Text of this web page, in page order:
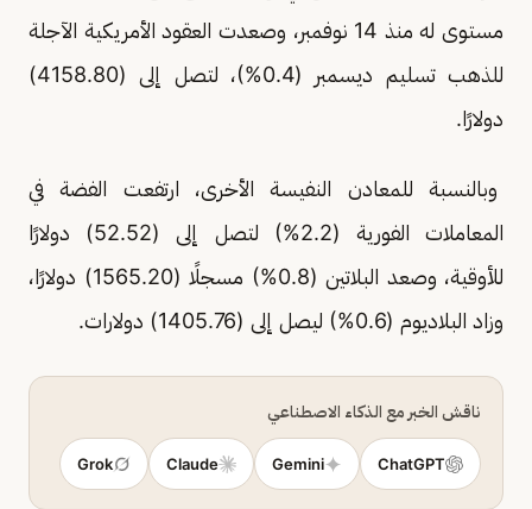
مستوى له منذ 14 نوفمبر، وصعدت العقود الأمريكية الآجلة
للذهب تسليم ديسمبر (0.4%)، لتصل إلى (4158.80)
دولارًا.
وبالنسبة للمعادن النفيسة الأخرى، ارتفعت الفضة في
المعاملات الفورية (2.2%) لتصل إلى (52.52) دولارًا
للأوقية، وصعد البلاتين (0.8%) مسجلًا (1565.20) دولارًا،
وزاد البلاديوم (0.6%) ليصل إلى (1405.76) دولارات.
ناقش الخبر مع الذكاء الاصطناعي
ChatGPT
Gemini
Claude
Grok